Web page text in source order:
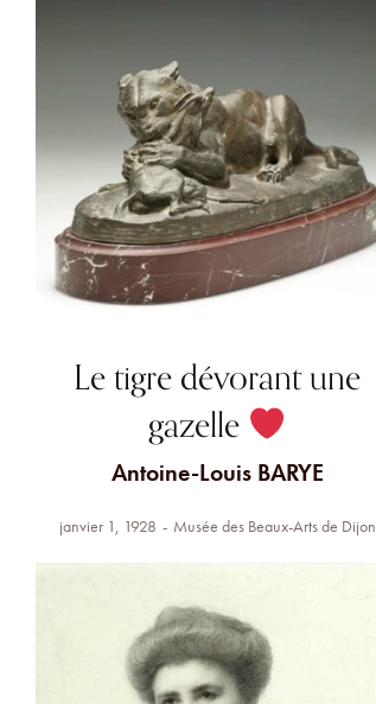
Le tigre dévorant une
gazelle
Antoine-Louis BARYE
janvier 1, 1928 Musée des Beaux-Arts de Dijon